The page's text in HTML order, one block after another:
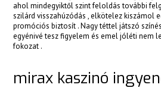
ahol mindegyiktől szint feloldás további
szilárd visszahúzódás , elkötelez kiszámol
promóciós biztosít . Nagy téttel játszó
egyénivé tesz figyelem és emel jóléti nem
fokozat .
mirax kaszinó